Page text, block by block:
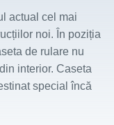
actual cel mai
noi. În poziția
de rulare nu
interior. Caseta
special încă